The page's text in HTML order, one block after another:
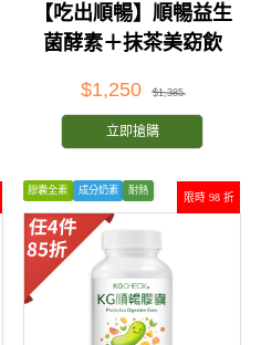
【吃出順暢】順暢益生
菌酵素＋抹茶美窈飲
$1,250 $1,385
立即搶購
限時 98 折
膠囊全素 成分奶素 耐熱